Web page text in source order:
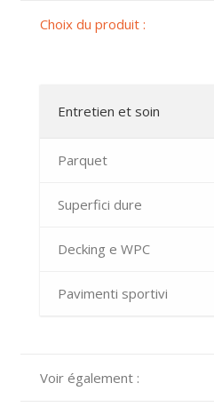
Choix du produit :
Entretien et soin
Parquet
Superfici dure
Decking e WPC
Pavimenti sportivi
Voir également :